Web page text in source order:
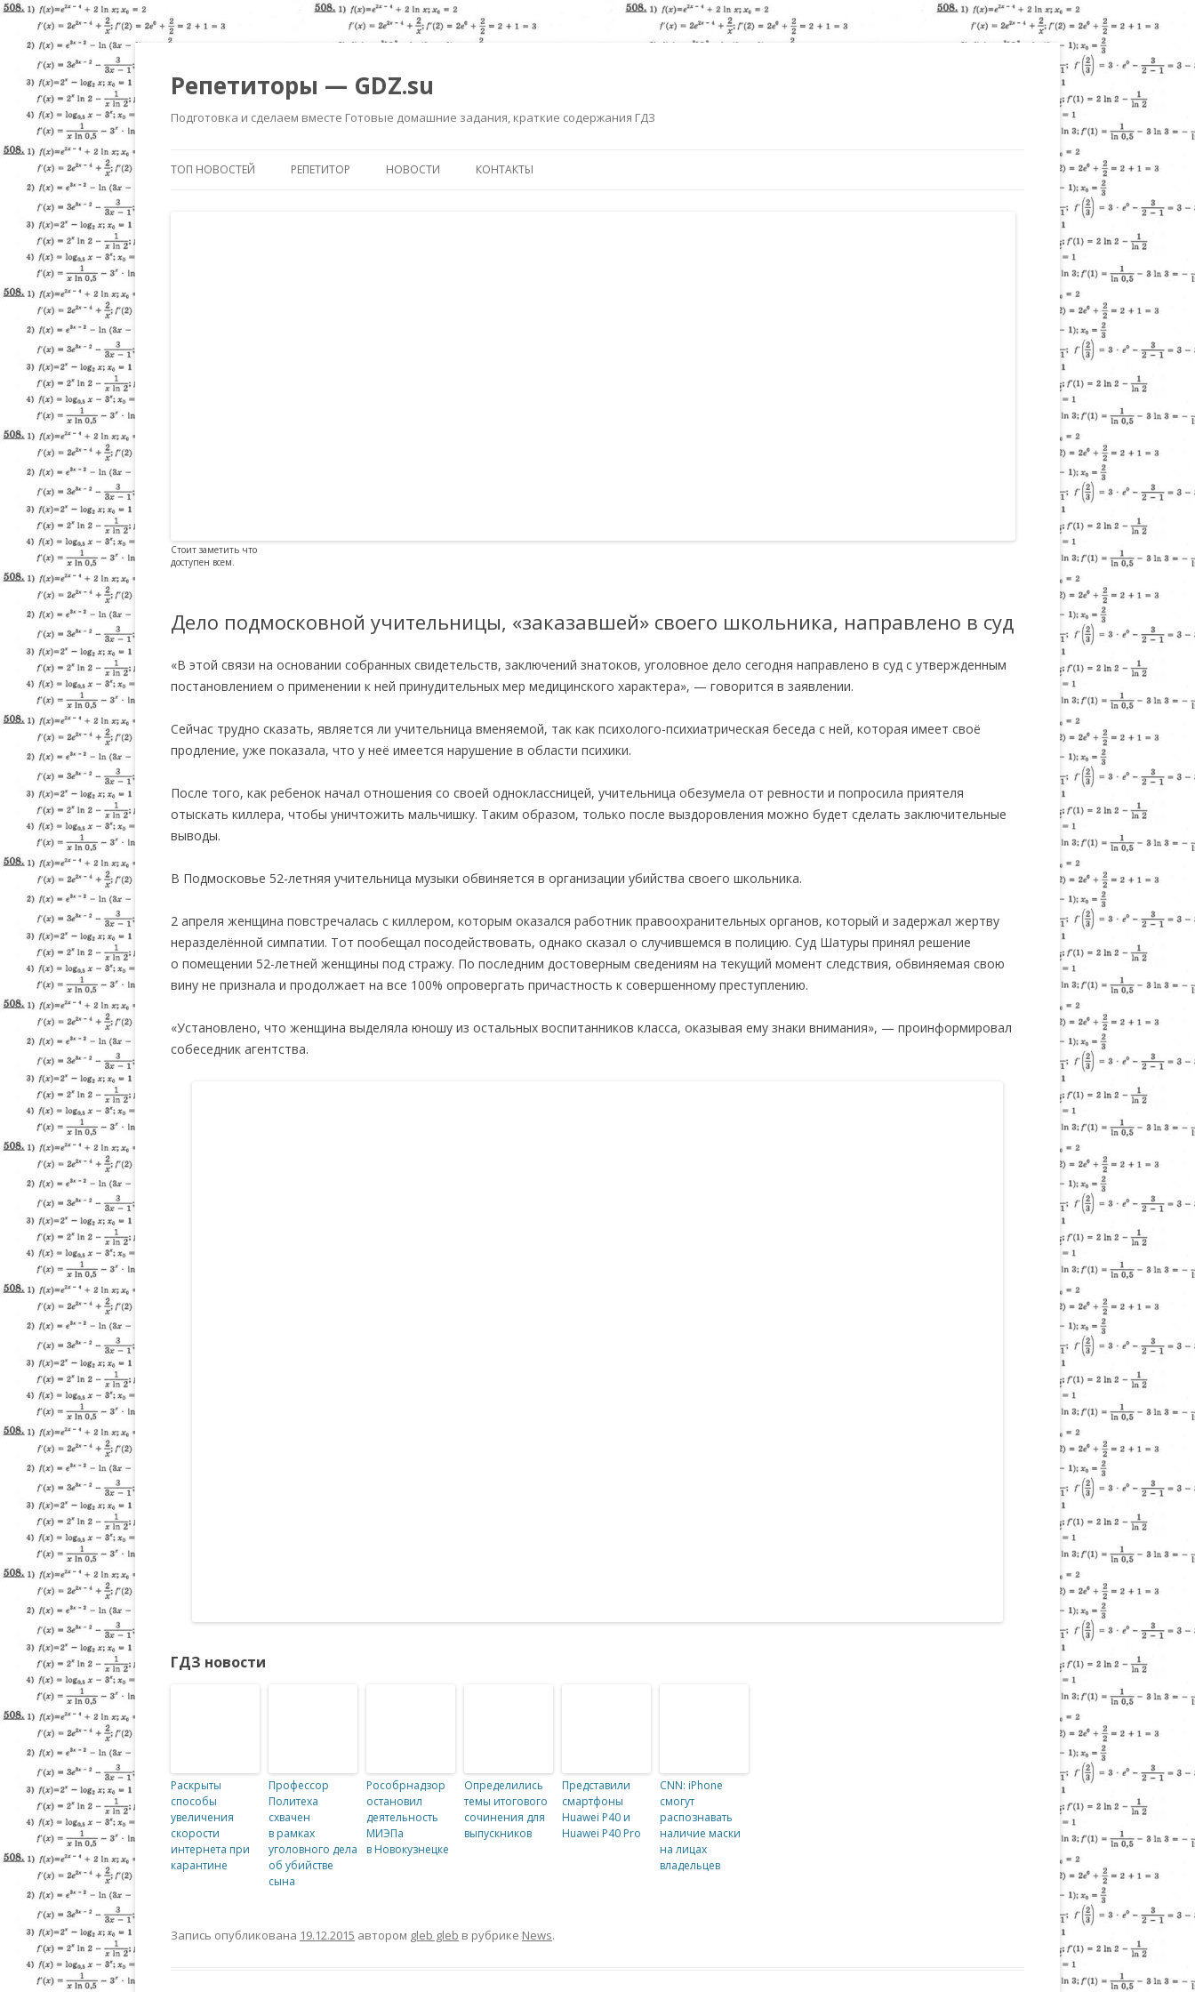
Репетиторы — GDZ.su
Подготовка и сделаем вместе Готовые домашние задания, краткие содержания ГДЗ
ТОП НОВОСТЕЙ РЕПЕТИТОР НОВОСТИ КОНТАКТЫ
Стоит заметить что
доступен всем.
Дело подмосковной учительницы, «заказавшей» своего школьника, направлено в суд
«В этой связи на основании собранных свидетельств, заключений знатоков, уголовное дело сегодня направлено в суд с утвержденным
постановлением о применении к ней принудительных мер медицинского характера», — говорится в заявлении.
Сейчас трудно сказать, является ли учительница вменяемой, так как психолого-психиатрическая беседа с ней, которая имеет своё
продление, уже показала, что у неё имеется нарушение в области психики.
После того, как ребенок начал отношения со своей одноклассницей, учительница обезумела от ревности и попросила приятеля
отыскать киллера, чтобы уничтожить мальчишку. Таким образом, только после выздоровления можно будет сделать заключительные
выводы.
В Подмосковье 52-летняя учительница музыки обвиняется в организации убийства своего школьника.
2 апреля женщина повстречалась с киллером, которым оказался работник правоохранительных органов, который и задержал жертву
неразделённой симпатии. Тот пообещал посодействовать, однако сказал о случившемся в полицию. Суд Шатуры принял решение
о помещении 52-летней женщины под стражу. По последним достоверным сведениям на текущий момент следствия, обвиняемая свою
вину не признала и продолжает на все 100% опровергать причастность к совершенному преступлению.
«Установлено, что женщина выделяла юношу из остальных воспитанников класса, оказывая ему знаки внимания», — проинформировал
собеседник агентства.
ГДЗ новости
Раскрыты
способы
увеличения
скорости
интернета при
карантине
Профессор
Политеха
схвачен
в рамках
уголовного дела
об убийстве
сына
Рособрнадзор
остановил
деятельность
МИЭПа
в Новокузнецке
Определились
темы итогового
сочинения для
выпускников
Представили
смартфоны
Huawei P40 и
Huawei P40 Pro
CNN: iPhone
смогут
распознавать
наличие маски
на лицах
владельцев
Запись опубликована 19.12.2015 автором gleb gleb в рубрике News.